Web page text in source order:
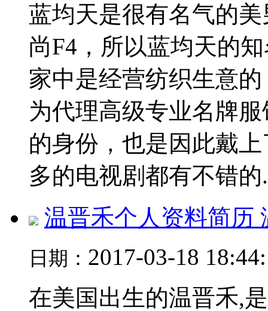
蓝均天是很有名气的
尚F4，所以蓝均天的
家中是经营纺织生意
为代理高级专业名牌
的身份，也是因此戴
多的电视剧都有不错的
温晋禾个人资料简历
日期： 2017-03-18
在美国出生的温晋禾,